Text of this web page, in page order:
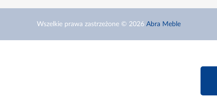
Wszelkie prawa zastrzeżone © 2026 Abra Meble